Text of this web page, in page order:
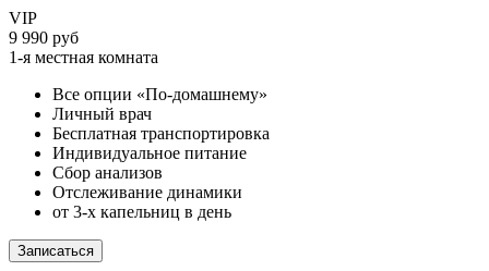
VIP
9 990 руб
1-я местная комната
Все опции «По-домашнему»
Личный врач
Бесплатная транспортировка
Индивидуальное питание
Сбор анализов
Отслеживание динамики
от 3-х капельниц в день
Записаться